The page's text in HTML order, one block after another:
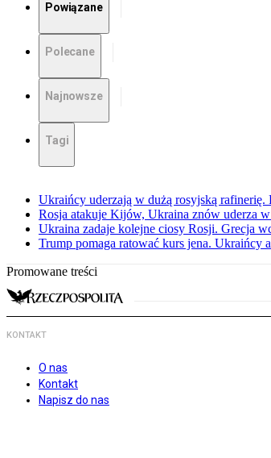
Powiązane
Polecane
Najnowsze
Tagi
Ukraińcy uderzają w dużą rosyjską
Rosja atakuje Kijów, Ukraina znów uderza
Ukraina zadaje kolejne ciosy Rosji. Grecja
Trump pomaga ratować kurs jena. Ukraińcy
Promowane treści
KONTAKT
O nas
Kontakt
Napisz do nas